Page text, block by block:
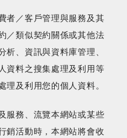
者／客戶管理與服務及其
／類似契約關係或其他法
析、資訊與資料庫管理、
資料之搜集處理及利用等
理及利用您的個人資料。
服務、流覽本網站或某些
銷活動時，本網站將會收